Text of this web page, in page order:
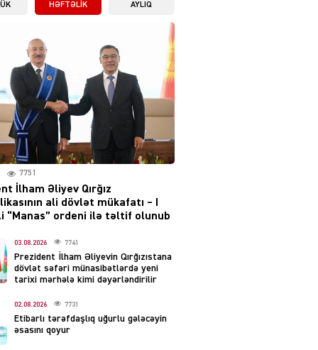
Rusiya-Ukrayna
irəliləyiş var – Tramp
07.08.2026
Prezident 2 fərman
imzaladı
07.08.2026 5477
Tehran və İrəvandan
“Tramp yolu”na HƏMLƏ –
07.08.2026
açıldı – Ər-arvadı yandırıb
evdəki pulu oğurlayıbmış
HƏFTƏLIK AYLIQ
7751
İlham Əliyev Qırğız
ali dövlət mükafatı – I
“Manas” ordeni ilə təltif olunub
03.08.2026 7741
Prezident İlham Əliyevin Qırğızıstana
dövlət səfəri münasibətlərdə yeni
tarixi mərhələ kimi dəyərləndirilir
02.08.2026 7731
Etibarlı tərəfdaşlıq uğurlu gələcəyin
əsasını qoyur